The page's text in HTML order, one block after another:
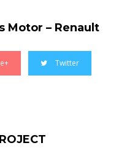
Motor – Renault
Twitter